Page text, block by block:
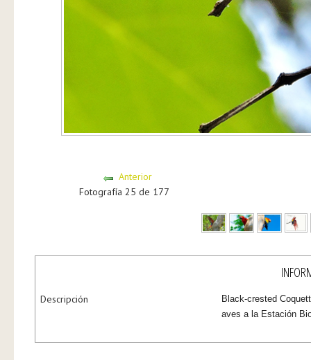
Anterior
Fotografía 25 de 177
Descripción
Black-crested
aves a la Estación